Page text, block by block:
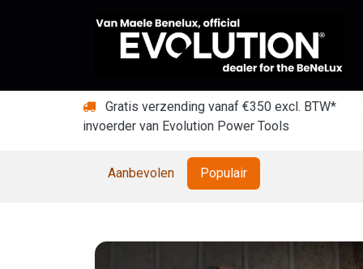
Gratis verzending vanaf €350 excl. BTW*
invoerder van Evolution Power Tools
Aanbevolen Populair